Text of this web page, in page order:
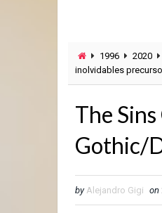
1996 2020
inolvidables
The
Gothic/
by Alejandro Gigi on